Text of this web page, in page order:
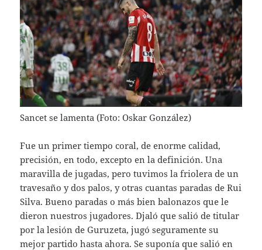
Sancet se lamenta (Foto: Oskar González)
Fue un primer tiempo coral, de enorme calidad,
precisión, en todo, excepto en la definición. Una
maravilla de jugadas, pero tuvimos la friolera de un
travesaño y dos palos, y otras cuantas paradas de Rui
Silva. Bueno paradas o más bien balonazos que le
dieron nuestros jugadores. Djaló que salió de titular
por la lesión de Guruzeta, jugó seguramente su
mejor partido hasta ahora. Se suponía que salió en